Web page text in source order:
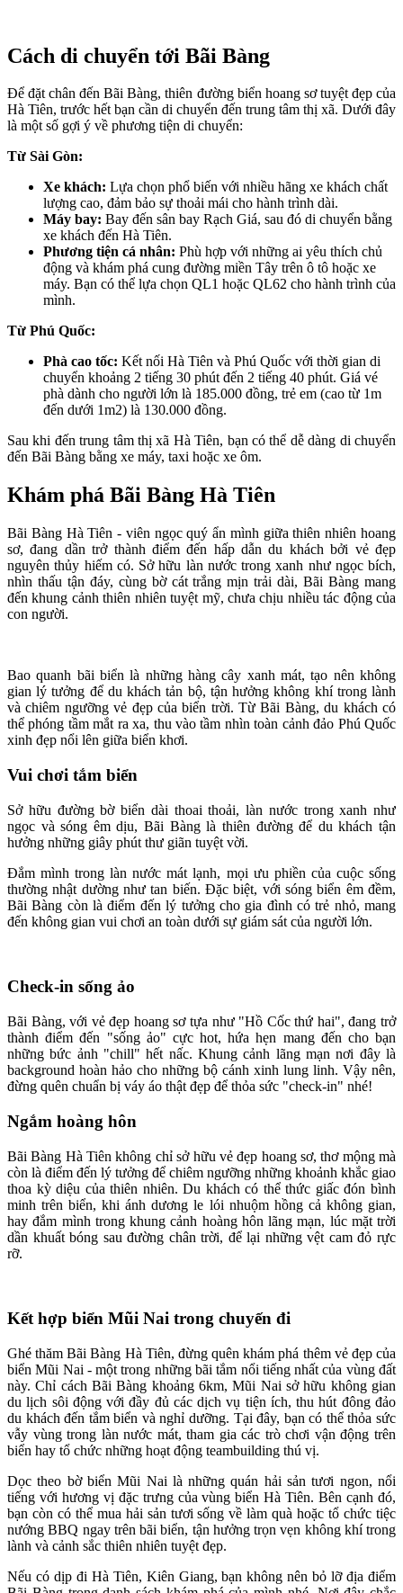
Cách di chuyển tới Bãi Bàng
Để đặt chân đến Bãi Bàng, thiên đường biển hoang sơ tuyệt đẹp của
Hà Tiên, trước hết bạn cần di chuyển đến trung tâm thị xã. Dưới đây
là một số gợi ý về phương tiện di chuyển:
Từ Sài Gòn:
Xe khách: Lựa chọn phổ biến với nhiều hãng xe khách chất
lượng cao, đảm bảo sự thoải mái cho hành trình dài.
Máy bay: Bay đến sân bay Rạch Giá, sau đó di chuyển bằng
xe khách đến Hà Tiên.
Phương tiện cá nhân: Phù hợp với những ai yêu thích chủ
động và khám phá cung đường miền Tây trên ô tô hoặc xe
máy. Bạn có thể lựa chọn QL1 hoặc QL62 cho hành trình của
mình.
Từ Phú Quốc:
Phà cao tốc: Kết nối Hà Tiên và Phú Quốc với thời gian di
chuyển khoảng 2 tiếng 30 phút đến 2 tiếng 40 phút. Giá vé
phà dành cho người lớn là 185.000 đồng, trẻ em (cao từ 1m
đến dưới 1m2) là 130.000 đồng.
Sau khi đến trung tâm thị xã Hà Tiên, bạn có thể dễ dàng di chuyển
đến Bãi Bàng bằng xe máy, taxi hoặc xe ôm.
Khám phá Bãi Bàng Hà Tiên
Bãi Bàng Hà Tiên - viên ngọc quý ẩn mình giữa thiên nhiên hoang
sơ, đang dần trở thành điểm đến hấp dẫn du khách bởi vẻ đẹp
nguyên thủy hiếm có. Sở hữu làn nước trong xanh như ngọc bích,
nhìn thấu tận đáy, cùng bờ cát trắng mịn trải dài, Bãi Bàng mang
đến khung cảnh thiên nhiên tuyệt mỹ, chưa chịu nhiều tác động của
con người.
Bao quanh bãi biển là những hàng cây xanh mát, tạo nên không
gian lý tưởng để du khách tản bộ, tận hưởng không khí trong lành
và chiêm ngưỡng vẻ đẹp của biển trời. Từ Bãi Bàng, du khách có
thể phóng tầm mắt ra xa, thu vào tầm nhìn toàn cảnh đảo Phú Quốc
xinh đẹp nổi lên giữa biển khơi.
Vui chơi tắm biển
Sở hữu đường bờ biển dài thoai thoải, làn nước trong xanh như
ngọc và sóng êm dịu, Bãi Bàng là thiên đường để du khách tận
hưởng những giây phút thư giãn tuyệt vời.
Đắm mình trong làn nước mát lạnh, mọi ưu phiền của cuộc sống
thường nhật dường như tan biến. Đặc biệt, với sóng biển êm đềm,
Bãi Bàng còn là điểm đến lý tưởng cho gia đình có trẻ nhỏ, mang
đến không gian vui chơi an toàn dưới sự giám sát của người lớn.
Check-in sống ảo
Bãi Bàng, với vẻ đẹp hoang sơ tựa như "Hồ Cốc thứ hai", đang trở
thành điểm đến "sống ảo" cực hot, hứa hẹn mang đến cho bạn
những bức ảnh "chill" hết nấc. Khung cảnh lãng mạn nơi đây là
background hoàn hảo cho những bộ cánh xinh lung linh. Vậy nên,
đừng quên chuẩn bị váy áo thật đẹp để thỏa sức "check-in" nhé!
Ngắm hoàng hôn
Bãi Bàng Hà Tiên không chỉ sở hữu vẻ đẹp hoang sơ, thơ mộng mà
còn là điểm đến lý tưởng để chiêm ngưỡng những khoảnh khắc giao
thoa kỳ diệu của thiên nhiên. Du khách có thể thức giấc đón bình
minh trên biển, khi ánh dương le lói nhuộm hồng cả không gian,
hay đắm mình trong khung cảnh hoàng hôn lãng mạn, lúc mặt trời
dần khuất bóng sau đường chân trời, để lại những vệt cam đỏ rực
rỡ.
Kết hợp biển Mũi Nai trong chuyến đi
Ghé thăm Bãi Bàng Hà Tiên, đừng quên khám phá thêm vẻ đẹp của
biển Mũi Nai - một trong những bãi tắm nổi tiếng nhất của vùng đất
này. Chỉ cách Bãi Bàng khoảng 6km, Mũi Nai sở hữu không gian
du lịch sôi động với đầy đủ các dịch vụ tiện ích, thu hút đông đảo
du khách đến tắm biển và nghỉ dưỡng. Tại đây, bạn có thể thỏa sức
vẫy vùng trong làn nước mát, tham gia các trò chơi vận động trên
biển hay tổ chức những hoạt động teambuilding thú vị.
Dọc theo bờ biển Mũi Nai là những quán hải sản tươi ngon, nổi
tiếng với hương vị đặc trưng của vùng biển Hà Tiên. Bên cạnh đó,
bạn còn có thể mua hải sản tươi sống về làm quà hoặc tổ chức tiệc
nướng BBQ ngay trên bãi biển, tận hưởng trọn vẹn không khí trong
lành và cảnh sắc thiên nhiên tuyệt đẹp.
Nếu có dịp đi Hà Tiên, Kiên Giang, bạn không nên bỏ lỡ địa điểm